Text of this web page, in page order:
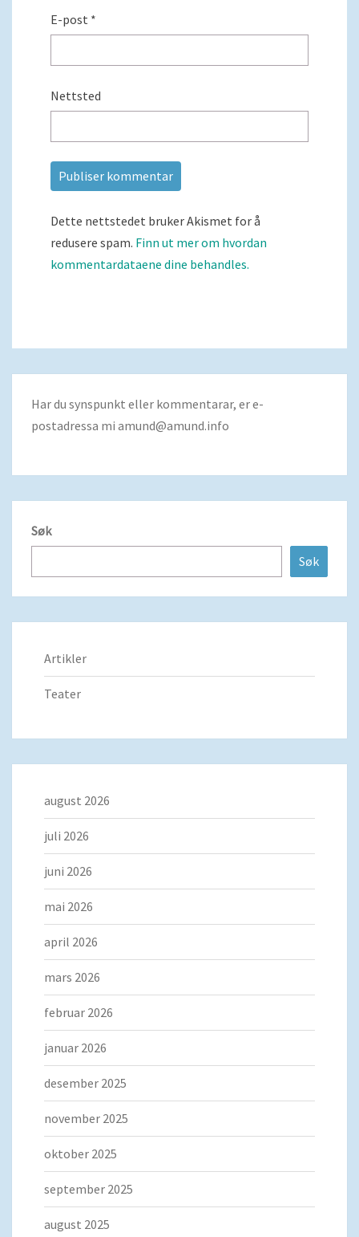
E-post *
Nettsted
Dette nettstedet bruker Akismet for å
redusere spam. Finn ut mer om hvordan
kommentardataene dine behandles.
Har du synspunkt eller kommentarar, er e-
postadressa mi amund@amund.info
Søk
Søk
Artikler
Teater
august 2026
juli 2026
juni 2026
mai 2026
april 2026
mars 2026
februar 2026
januar 2026
desember 2025
november 2025
oktober 2025
september 2025
august 2025